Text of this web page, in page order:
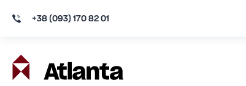
+38 (093) 170 82 01